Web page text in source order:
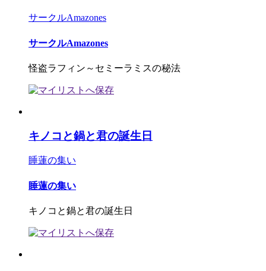
サークルAmazones
サークルAmazones
怪盗ラフィン～セミーラミスの秘法
キノコと鍋と君の誕生日
睡蓮の集い
睡蓮の集い
キノコと鍋と君の誕生日